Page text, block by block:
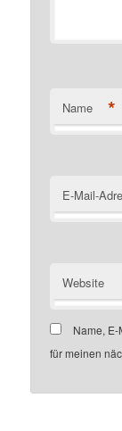
Name *
E-Mail-
Website
Name,
für meinen